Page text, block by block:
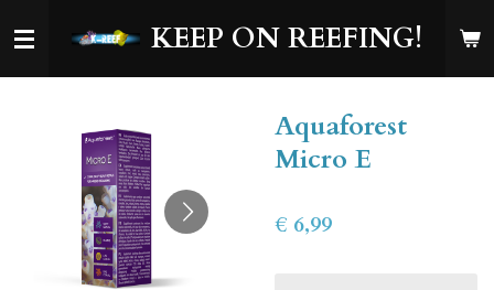
direct
KEEP ON REEFING!
Aquaforest
Micro E
€ 6,99